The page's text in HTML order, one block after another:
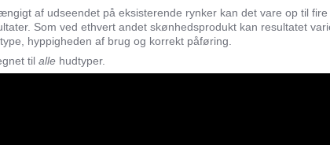
af udseendet på eksisterende rynker kan det vare op til
Som ved ethvert andet skønhedsprodukt kan resultatet
hyppigheden af brug og korrekt påføring.
til alle hudtyper.